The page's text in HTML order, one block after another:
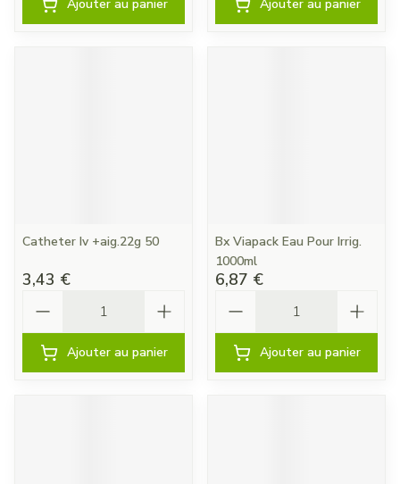
Ajouter au panier Ajouter au panier
Catheter Iv +aig.22g 50
3,43 €
Ajouter au panier
Bx Viapack Eau Pour Irrig.
1000ml
6,87 €
Ajouter au panier